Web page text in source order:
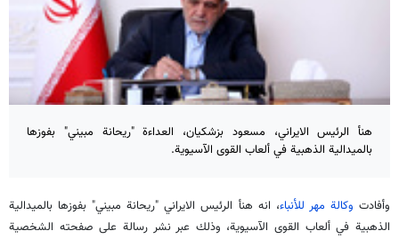
هنأ الرئيس الايراني، مسعود بزشكيان، العداءة "ريحانة مبيني" بفوزها
بالميدالية الذهبية في ألعاب القوى الآسيوية.
وأفادت وكالة مهر للأنباء، انه هنأ الرئيس الايراني "ريحانة مبيني" بفوزها بالميدالية
الذهبية في ألعاب القوى الآسيوية، وذلك عبر نشر رسالة على صفحته الشخصية